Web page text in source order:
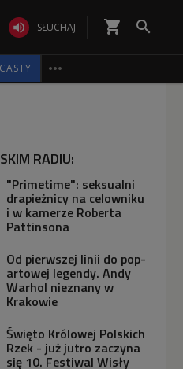
 SŁUCHAJ shopping_cart 

RADIU:
"Primetime": seksualni
drapieżnicy na celowniku
i w kamerze Roberta
Pattinsona
Od pierwszej linii do pop-
artowej legendy. Andy
Warhol nieznany w
Krakowie
Święto Królowej Polskich
Rzek - już jutro zaczyna
się 10. Festiwal Wisły